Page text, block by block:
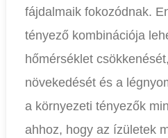
fájdalmaik fokozódnak.
tényező kombinációja
hőmérséklet
növekedését és a
a környezeti tényezők
ahhoz, hogy az ízületek